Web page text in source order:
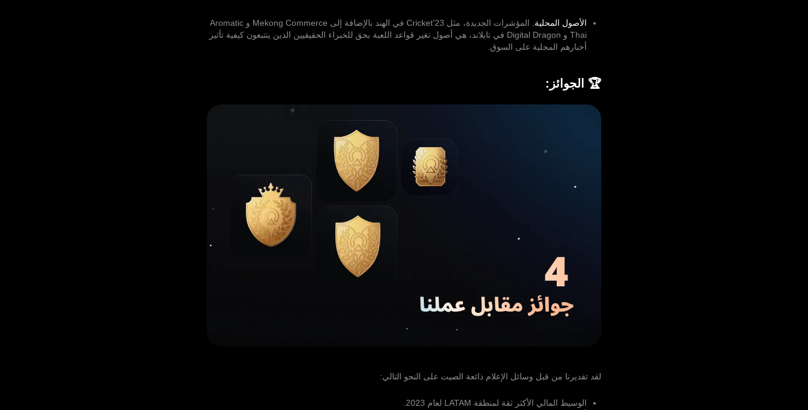
الأصول المحلية.
المؤشرات الجديدة، مثل Cricket’23 في الهند بالإضافة إلى Mekong Commerce و Aromatic
Thai و Digital Dragon في تايلاند، هي أصول تغير قواعد اللعبة بحق للخبراء الحقيقيين الذين يتتبعون كيفية تأثير
أخبارهم المحلية على السوق.
🏆 الجوائز:
لقد تقديرنا من قبل وسائل الإعلام ذائعة الصيت على النحو التالي:
الوسيط المالي الأكثر ثقة لمنطقة LATAM لعام 2023.